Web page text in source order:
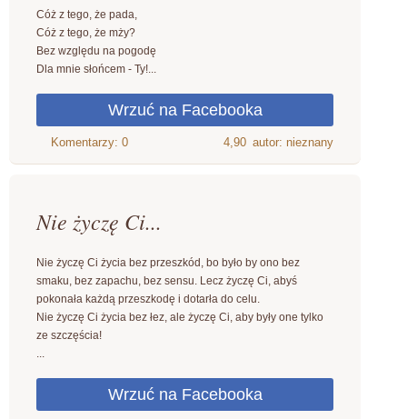
Cóż z tego, że pada,
Cóż z tego, że mży?
Bez względu na pogodę
Dla mnie słońcem - Ty!...
4,90 autor: nieznany
Nie życzę Ci...
Nie życzę Ci życia bez przeszkód, bo było by ono bez
smaku, bez zapachu, bez sensu. Lecz życzę Ci, abyś
pokonała każdą przeszkodę i dotarła do celu.
Nie życzę Ci życia bez łez, ale życzę Ci, aby były one tylko
ze szczęścia!
...